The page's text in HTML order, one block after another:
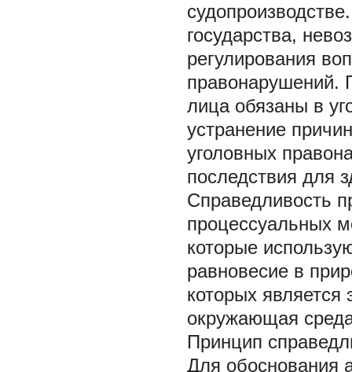
государства,
регулирования
правонарушений.
лица обязаны в
устранение
уголовных
последствия для
Справедливость
процессуальных
которые
равновесие в
которых
окружающая
Принцип
Для обоснования